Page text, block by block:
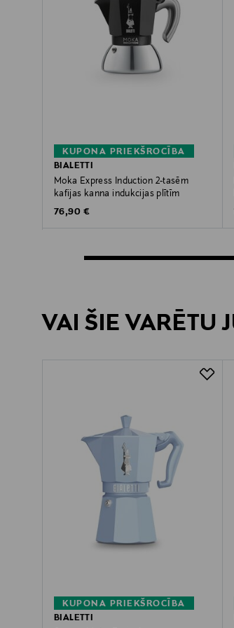
KUPONA PRIEKŠROCĪBA
BIALETTI
Moka Express Induction 2-tasēm
kafijas kanna indukcijas plītīm
Original Price
76,90 €
VAI ŠIE VARĒTU
KUPONA PRIEKŠROCĪBA
BIALETTI